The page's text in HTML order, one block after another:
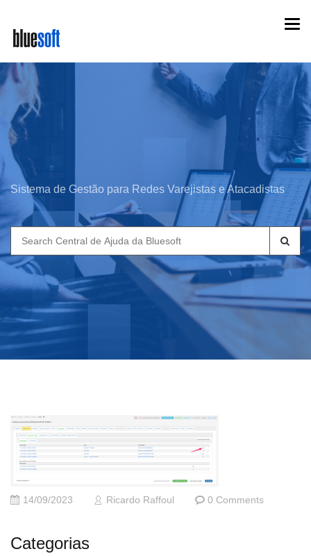
main
content
Sistema de Gestão para Redes Varejistas e Atacadistas
Search
for:
14/09/2023 Ricardo Raffoul 0 Comments
Categorias